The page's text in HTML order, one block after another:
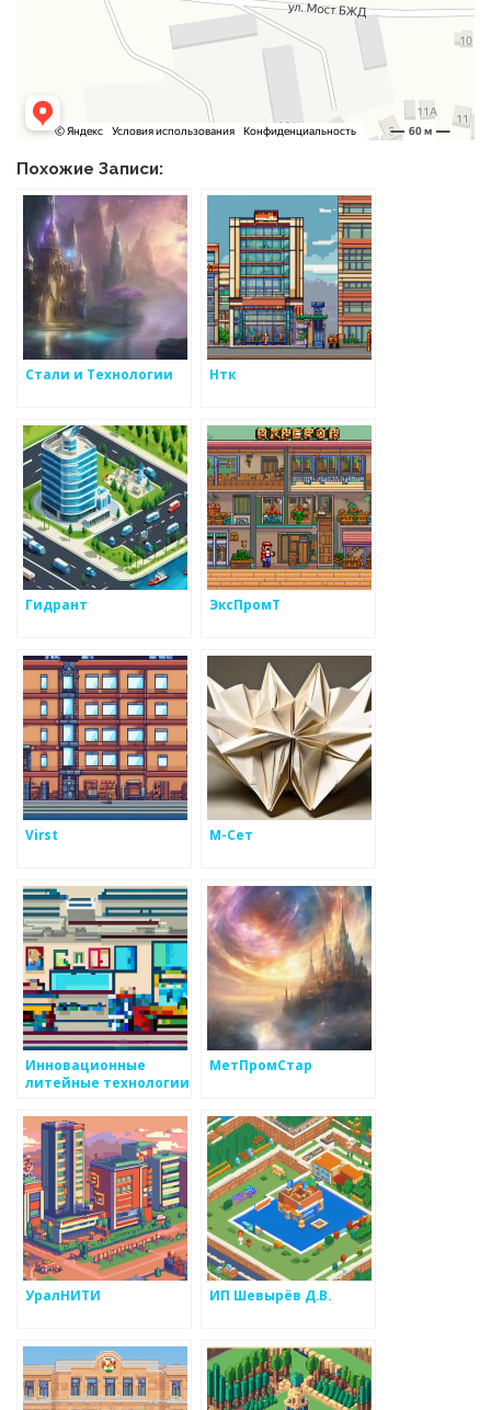
Похожие Записи:
Стали и Технологии Нтк
Гидрант ЭксПромТ
Virst М-Сет
Инновационные
литейные технологии
МетПромСтар
УралНИТИ ИП Шевырёв Д.В.